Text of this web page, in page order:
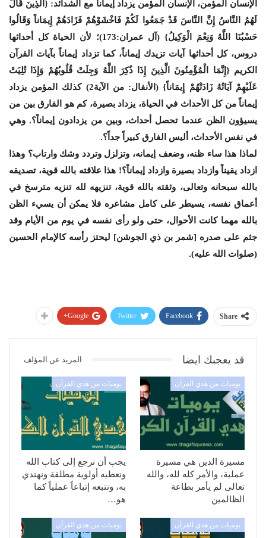
الإنسان المؤمن، الإنسان المؤمن يزداد إيماناً مع الشدائد: {الَّذِينَ قَالَ
لَهُمُ النَّاسُ إِنَّ النَّاسَ قَدْ جَمَعُوا لَكُمْ فَاخْشَوْهُمْ فَزَادَهُمْ إِيمَاناً وَقَالُوا
حَسْبُنَا اللَّهُ وَنِعْمَ الْوَكِيلُ} (آل عمران:173)؛ لأن الحياة كل أحداثها
دروس، كل أحداثها آيات تزيدك إيماناً، كما تزداد إيماناً بآيات القرآن
الكريم {إِنَّمَا الْمُؤْمِنُونَ الَّذِينَ إِذَا ذُكِرَ اللَّهُ وَجِلَتْ قُلُوبُهُمْ وَإِذَا تُلِيَتْ
عَلَيْهِمْ آيَاتُهُ زَادَتْهُمْ إِيمَاناً} (الأنفال: من الآية2) كذلك المؤمن يزداد
إيماناً من كل الأحداث في الحياة، يزداد بصيرة، كم هو الفارق بين من
يسيؤون الظن عندما تحصل أحداث، وبين من يزدادون إيماناً؟. وهي
في نفس الأحداث، أليس الفارق كبيراً جداً؟.
لماذا هذا ساء ظنه، وضعف إيمانه، وتزلزل وتردد وشك وارتاب؟ وهذا
ازداد يقيناً وازداد بصيرة وازداد إيماناً؟! هذا علاقته بالله قوية، تصديقه
بالله سبحانه وتعالى، وثقته بالله قوية، تنزيهه لله تنزيه مترسخ في
أعماق نفسه، يسيطر على كامل مشاعره فلا يمكن أن يسيء الظن
بالله مهما كانت الأحوال، حتى ولو رأى نفسه في يوم من الأيام وقد
جثم على صدره [شمر بن ذي الجوشن] ليحتز رأسه كالإمام الحسين
(صلوات الله عليه).
Share
Facebook
Twitter
Google+
قد يعجبك ايضا المزيد عن المؤلف
يوميات من هدي القرآن
مسيرة الدين هي مسيرة
عملية، والأمر كله لله، والله
تعالى لم يأمر بطاعة
الظالمين
يوميات من هدي القرآن
يجب أن نرجع إلى كتاب الله
ونعطيه أولوية مطلقة ونهتدي
به، ونتبعه إتباعاً عملياً كما
هو…
يوميات من هدي القرآن يوميات من هدي القرآن